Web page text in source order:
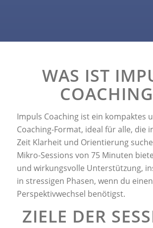
WAS IST
Impuls Coaching ist ein kompaktes
Coaching-Format, ideal für alle, die
Zeit Klarheit und Orientierung
Mikro-Sessions von 75 Minuten
und wirkungsvolle Unterstützung,
in stressigen Phasen, wenn du
Perspektivwechsel benötigst.
ZIELE DER